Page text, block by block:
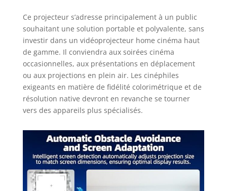
Ce projecteur s’adresse principalement à un public
souhaitant une solution portable et polyvalente, sans
investir dans un vidéoprojecteur home cinéma haut
de gamme. Il conviendra aux soirées cinéma
occasionnelles, aux présentations en déplacement
ou aux projections en plein air. Les cinéphiles
exigeants en matière de fidélité colorimétrique et de
résolution native devront en revanche se tourner
vers des appareils plus spécialisés.